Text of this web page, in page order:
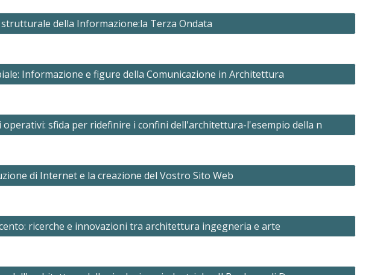
della Informazione:la Terza Ondata
Informazione e figure della Comunicazione in Architettura
sfida per ridefinire i confini dell'architettura-l'esempio della n
di Internet e la creazione del Vostro Sito Web
ricerche e innovazioni tra architettura ingegneria e arte